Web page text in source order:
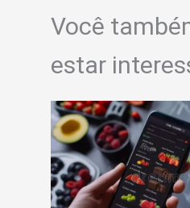
Você
estar